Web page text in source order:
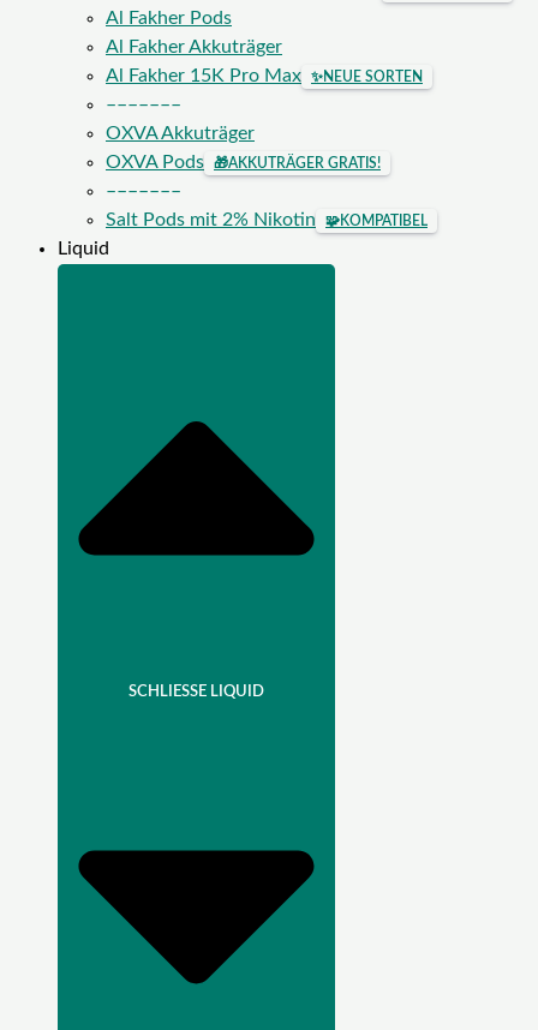
Al Fakher Pods
Al Fakher Akkuträger
Al Fakher 15K Pro Max
✨NEUE SORTEN
–––––––
OXVA Akkuträger
OXVA Pods
🎁AKKUTRÄGER GRATIS!
–––––––
Salt Pods mit 2% Nikotin
🧩KOMPATIBEL
Liquid
SCHLIESSE LIQUID